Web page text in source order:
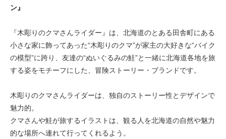
ン』
『木彫りのクマさんライダー』は、北海道のとある田舎町にある
小さな家に飾ってあった“木彫りのクマ”が家主の大好きな“バイク
の模型”に跨り、友達の“ぬいぐるみの鮭”と一緒に北海道各地を旅
する姿をモチーフにした、冒険ストーリー・ブランドです。
木彫りのクマさんライダーは、独自のストーリー性とデザインで
魅力的。
クマさんや鮭が旅するイラストは、観る人を北海道の自然や魅力
的な場所へ連れて行ってくれるよう。